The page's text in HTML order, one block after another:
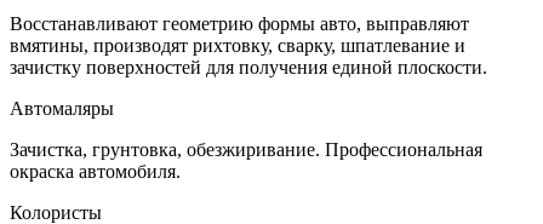
Восстанавливают геометрию формы авто, выправляют
вмятины, производят рихтовку, сварку, шпатлевание и
зачистку поверхностей для получения единой плоскости.
Автомаляры
Зачистка, грунтовка, обезжиривание. Профессиональная
окраска автомобиля.
Колористы